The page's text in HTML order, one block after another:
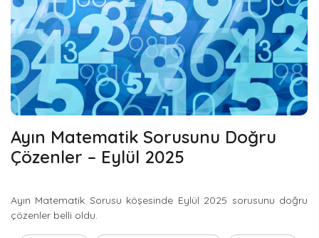
Ayın Matematik Sorusunu Doğru
Çözenler – Eylül 2025
Ayın Matematik Sorusu köşesinde Eylül 2025 sorusunu doğru
çözenler belli oldu.